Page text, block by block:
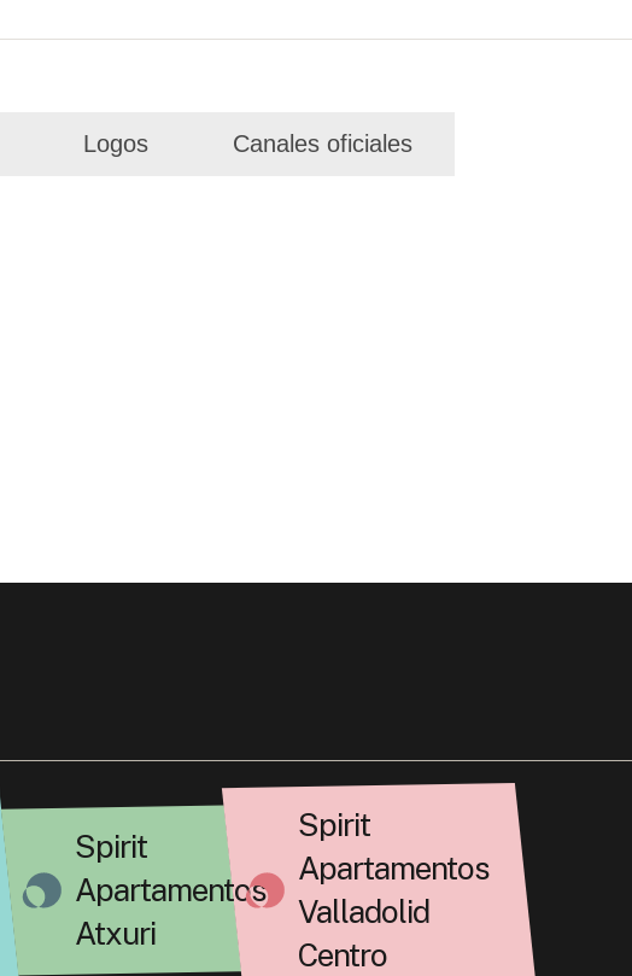
Logos Canales oficiales
Spirit
Apartamentos
Atxuri
Spirit
Apartamentos
Valladolid
Centro